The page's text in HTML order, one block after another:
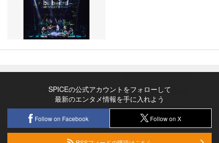
SPICEの公式アカウントをフォローして
最新のエンタメ情報を手に入れよう
Follow on Facebook Follow on X